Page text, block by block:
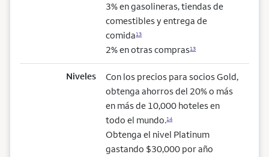
3% en gasolineras, tiendas de
comestibles y entrega de
comida13
2% en otras compras13
Niveles
Con los precios para socios Gold,
obtenga ahorros del 20% o más
en más de 10,000 hoteles en
todo el mundo.14
Obtenga el nivel Platinum
gastando $30,000 por año